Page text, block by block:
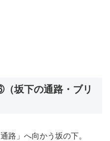
坂下の通路・ブリ
路」へ向かう坂の下。